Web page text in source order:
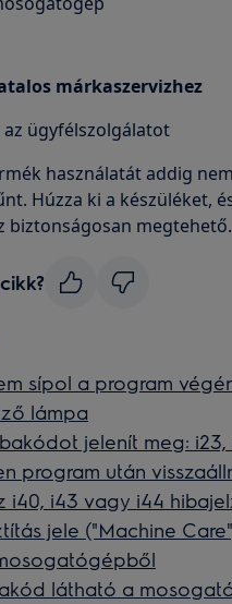
márkaszervizhez
az ügyfélszolgálatot
használatát addig
Húzza ki a készüléket,
biztonságosan megtehető.
sípol a program
lámpa
jelenít meg: i23,
program után
i43 vagy i44
jele ("Machine
látható a